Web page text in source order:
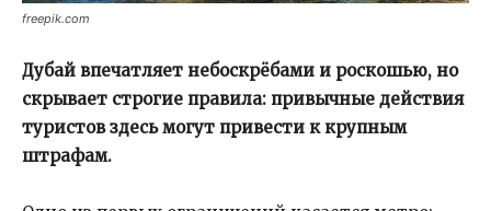
freepik.com
Дубай впечатляет небоскрёбами и роскошью, но
скрывает строгие правила: привычные действия
туристов здесь могут привести к крупным
штрафам.